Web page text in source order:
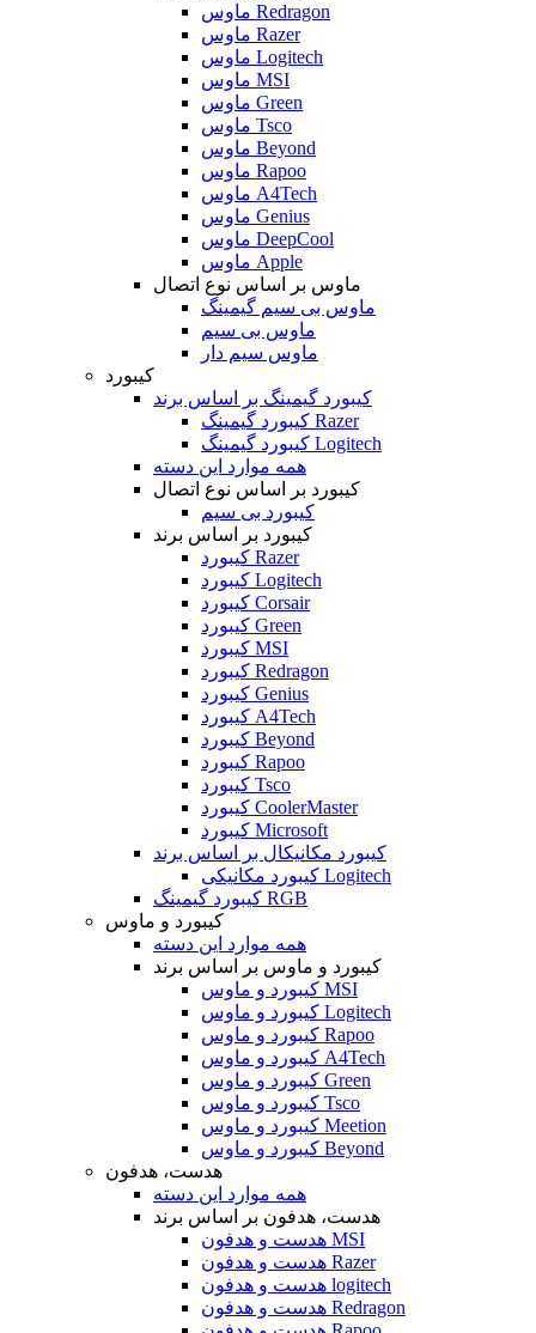
ماوس Redragon
ماوس Razer
ماوس Logitech
ماوس MSI
ماوس Green
ماوس Tsco
ماوس Beyond
ماوس Rapoo
ماوس A4Tech
ماوس Genius
ماوس DeepCool
ماوس Apple
ماوس بر اساس نوع اتصال
ماوس بی سیم گیمینگ
ماوس بی سیم
ماوس سیم دار
کیبورد
کیبورد گیمینگ بر اساس برند
کیبورد گیمینگ Razer
کیبورد گیمینگ Logitech
همه موارد این دسته
کیبورد بر اساس نوع اتصال
کیبورد بی سیم
کیبورد بر اساس برند
کیبورد Razer
کیبورد Logitech
کیبورد Corsair
کیبورد Green
کیبورد MSI
کیبورد Redragon
کیبورد Genius
کیبورد A4Tech
کیبورد Beyond
کیبورد Rapoo
کیبورد Tsco
کیبورد CoolerMaster
کیبورد Microsoft
کیبورد مکانیکال بر اساس برند
کیبورد مکانیکی Logitech
کیبورد گیمینگ RGB
کیبورد و ماوس
همه موارد این دسته
کیبورد و ماوس بر اساس برند
کیبورد و ماوس MSI
کیبورد و ماوس Logitech
کیبورد و ماوس Rapoo
کیبورد و ماوس A4Tech
کیبورد و ماوس Green
کیبورد و ماوس Tsco
کیبورد و ماوس Meetion
کیبورد و ماوس Beyond
هدست، هدفون
همه موارد این دسته
هدست، هدفون بر اساس برند
هدست و هدفون MSI
هدست و هدفون Razer
هدست و هدفون logitech
هدست و هدفون Redragon